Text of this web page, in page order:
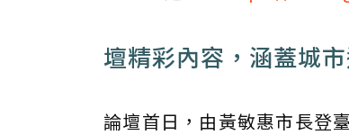
壇精彩內容，涵蓋城
論壇首日，由黃敏惠市長登